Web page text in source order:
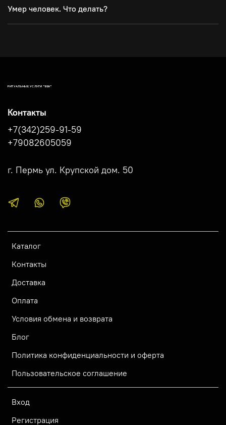
Умер человек. Что делать?
РИТУАЛЬНЫЕ УСЛУГИ "ВЕК"
Каталог
Контакты
Доставка
Оплата
Условия обмена и возврата
Блог
Политика конфиденциальности и оферта
Пользовательское соглашение
Вход
Регистрация
Контакты
+7(342)259-91-59
+79082605059
г. Пермь ул. Крупской дом. 50